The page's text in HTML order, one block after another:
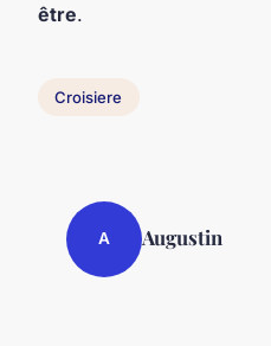
être.
Croisiere
A Augustin